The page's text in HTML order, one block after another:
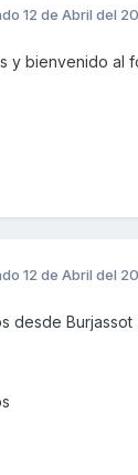
12 de Abril del
y bienvenido al
12 de Abril del
desde Burjassot